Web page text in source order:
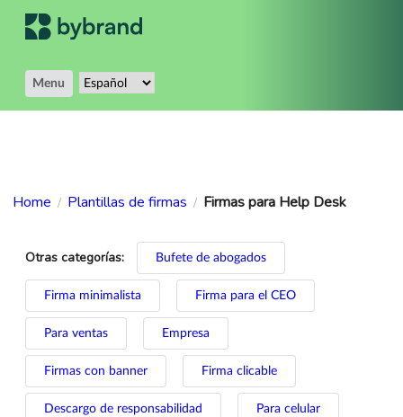
Menu
Home / Plantillas de firmas / Firmas para Help Desk
Otras categorías: Bufete de abogados
Firma minimalista Firma para el CEO
Para ventas Empresa
Firmas con banner Firma clicable
Descargo de responsabilidad Para celular